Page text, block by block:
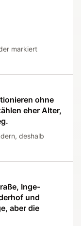
markiert
ohne
eher Alter,
deshalb
Inge-
und
aber die